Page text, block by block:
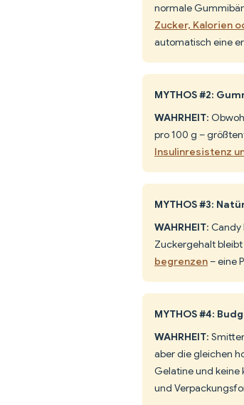
normale
Zucker, Kalorien
automatisch eine
MYTHOS #2:
WAHRHEIT:
pro 100 g –
Insulinresistenz
MYTHOS #3:
WAHRHEIT:
Zuckergehalt
begrenzen– eine
MYTHOS #4:
WAHRHEIT:
aber die gleichen
Gelatine und keine
und